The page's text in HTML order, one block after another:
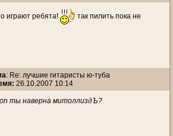
играют ребята!
так пилить пока не
: Re: лучшие гитаристы ю-туба
26.10.2007 10:14
ты наверна митоллиздЪ?